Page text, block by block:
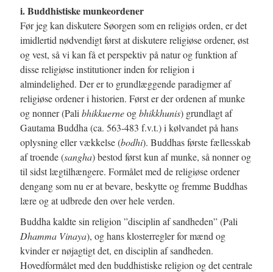
i. Buddhistiske munkeordener
Før jeg kan diskutere Søorgen som en religiøs orden, er det
imidlertid nødvendigt først at diskutere religiøse ordener, øst
og vest, så vi kan få et perspektiv på natur og funktion af
disse religiøse institutioner inden for religion i
almindelighed. Der er to grundlæggende paradigmer af
religiøse ordener i historien. Først er der ordenen af munke
og nonner (Pali bhikkuerneogbhikkhunis) grundlagt af
Gautama Buddha (ca. 563-483 f.v.t.) i kølvandet på hans
oplysning eller vækkelse (bodhi). Buddhas første fællesskab
af troende (sangha) bestod først kun af munke, så nonner og
til sidst lægtilhængere. Formålet med de religiøse ordener
dengang som nu er at bevare, beskytte og fremme Buddhas
lære og at udbrede den over hele verden.
Buddha kaldte sin religion ”disciplin af sandheden” (Pali
Dhamma Vinaya), og hans klosterregler for mænd og
kvinder er nøjagtigt det, en disciplin af sandheden.
Hovedformålet med den buddhistiske religion og det centrale